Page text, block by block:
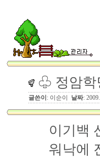
♧ 정암학
글쓴이 : 이순이 날짜:
이기백
워낙에